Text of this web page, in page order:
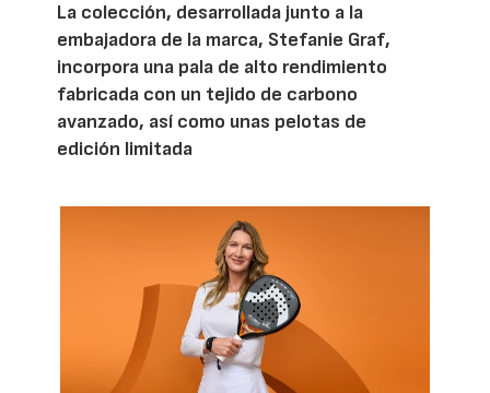
La colección, desarrollada junto a la
embajadora de la marca, Stefanie Graf,
incorpora una pala de alto rendimiento
fabricada con un tejido de carbono
avanzado, así como unas pelotas de
edición limitada